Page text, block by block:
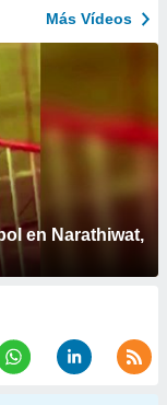
Más Vídeos
en Narathiwat,